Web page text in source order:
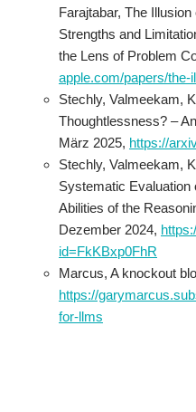
Farajtabar, The
Strengths and
the Lens of Problem
apple.com/papers/the-
Stechly, Valmeekam,
Thoughtlessness? –
März 2025, https://
Stechly, Valmeekam,
Systematic Evaluation
Abilities of the
Dezember 2024,
id=FkKBxp0FhR
Marcus, A knockout
https://
for-llms